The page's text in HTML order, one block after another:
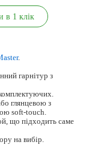
.
гарнітур з
глянцевою з
soft-touch.
що підходить саме
на вибір.